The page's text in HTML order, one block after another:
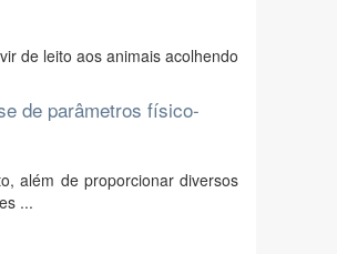
de leito aos animais acolhendo
de parâmetros físico-
além de proporcionar diversos
...